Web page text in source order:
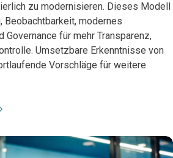
zu modernisieren. Dieses Modell
Beobachtbarkeit, modernes
Governance für mehr Transparenz,
Umsetzbare Erkenntnisse von
Vorschläge für weitere